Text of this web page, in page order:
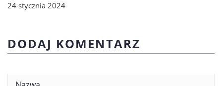
24 stycznia 2024
DODAJ KOMENTARZ